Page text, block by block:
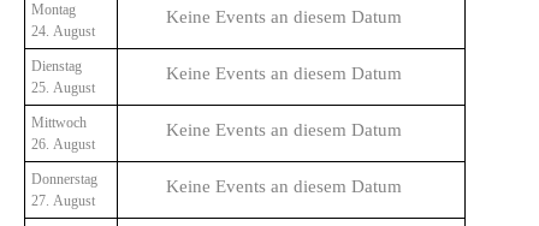
Montag
24. August
Keine Events an diesem Datum
Dienstag
25. August
Keine Events an diesem Datum
Mittwoch
26. August
Keine Events an diesem Datum
Donnerstag
27. August
Keine Events an diesem Datum